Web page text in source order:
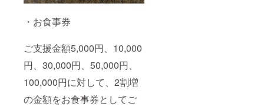
・お食事券
ご支援金額5,000円、10,000
円、30,000円、50,000円、
100,000円に対して、2割増
の金額をお食事券としてご